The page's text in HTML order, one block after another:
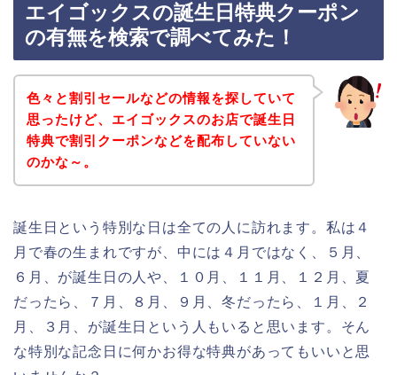
エイゴックスの誕生日特典クーポン
の有無を検索で調べてみた！
色々と割引セールなどの情報を探していて
思ったけど、エイゴックスのお店で誕生日
特典で割引クーポンなどを配布していない
のかな～。
誕生日という特別な日は全ての人に訪れます。私は４
月で春の生まれですが、中には４月ではなく、５月、
６月、が誕生日の人や、１０月、１１月、１２月、夏
だったら、７月、８月、９月、冬だったら、１月、２
月、３月、が誕生日という人もいると思います。そん
な特別な記念日に何かお得な特典があってもいいと思